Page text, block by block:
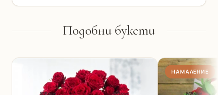
Подобни букети
НАМАЛЕНИЕ